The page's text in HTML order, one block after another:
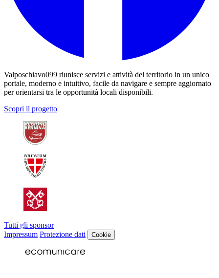
Valposchiavo099 riunisce servizi e attività del territorio in un unico
portale, moderno e intuitivo, facile da navigare e sempre aggiornato
per orientarsi tra le opportunità locali disponibili.
Scopri il progetto
Tutti gli sponsor
Impressum Protezione dati Cookie